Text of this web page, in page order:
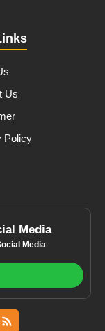
Us
Policy
Media
Media